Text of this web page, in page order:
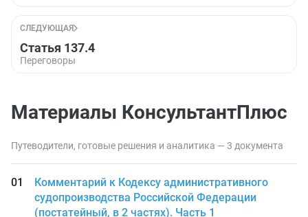
СЛЕДУЮЩАЯ
Статья 137.4
Переговоры
Материалы КонсультантПлюс
Путеводители, готовые решения и аналитика — 3 документа
Комментарий к Кодексу административного
судопроизводства Российской Федерации
(постатейный, в 2 частях). Часть 1